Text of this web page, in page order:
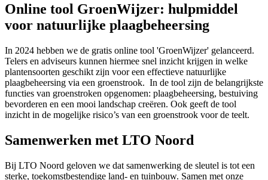
Online tool GroenWijzer: hulpmiddel
voor natuurlijke plaagbeheersing
In 2024 hebben we de gratis online tool 'GroenWijzer' gelanceerd.
Telers en adviseurs kunnen hiermee snel inzicht krijgen in welke
plantensoorten geschikt zijn voor een effectieve natuurlijke
plaagbeheersing via een groenstrook. In de tool zijn de belangrijkste
functies van groenstroken opgenomen: plaagbeheersing, bestuiving
bevorderen en een mooi landschap creëren. Ook geeft de tool
inzicht in de mogelijke risico’s van een groenstrook voor de teelt.
Samenwerken met LTO Noord
Bij LTO Noord geloven we dat samenwerking de sleutel is tot een
sterke, toekomstbestendige land- en tuinbouw. Samen met onze